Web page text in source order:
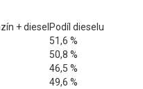
+ diesel Podíl dieselu
51,6 %
50,8 %
46,5 %
49,6 %